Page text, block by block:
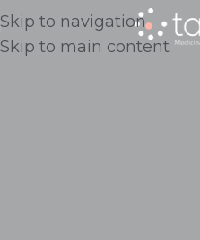
Skip to navigation
Skip to main content